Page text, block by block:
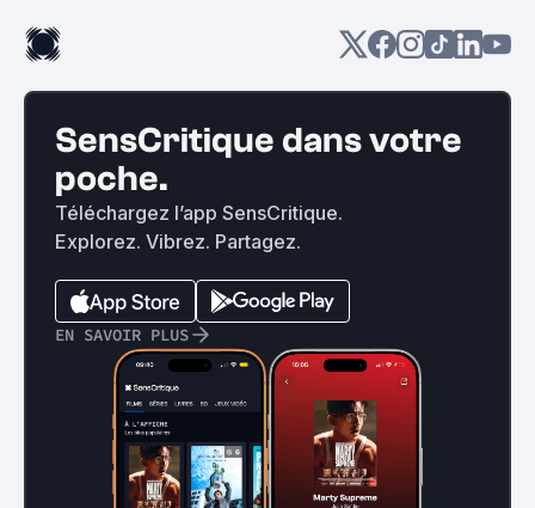
SensCritique dans votre
poche.
Téléchargez l’app SensCritique.
Explorez. Vibrez. Partagez.
EN SAVOIR PLUS